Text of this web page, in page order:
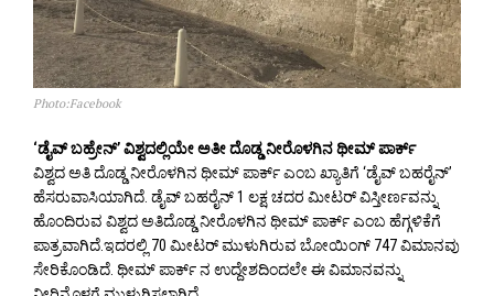
Photo:Facebook
‘ಡೈವ್ ಬಹ್ರೇನ್’ ವಿಶ್ವದಲ್ಲಿಯೇ ಅತೀ ದೊಡ್ಡ ನೀರೊಳಗಿನ ಥೀಮ್ ಪಾರ್ಕ್
ವಿಶ್ವದ ಅತಿ ದೊಡ್ಡ ನೀರೊಳಗಿನ ಥೀಮ್ ಪಾರ್ಕ್ ಎಂಬ ಖ್ಯಾತಿಗೆ ‘ಡೈವ್ ಬಹರೈನ್’
ಹೆಸರುವಾಸಿಯಾಗಿದೆ. ಡೈವ್ ಬಹರೈನ್ 1 ಲಕ್ಷ ಚದರ ಮೀಟರ್ ವಿಸ್ತೀರ್ಣವನ್ನು
ಹೊಂದಿರುವ ವಿಶ್ವದ ಅತಿದೊಡ್ಡ ನೀರೊಳಗಿನ ಥೀಮ್ ಪಾರ್ಕ್ ಎಂಬ ಹೆಗ್ಗಳಿಕೆಗೆ
ಪಾತ್ರವಾಗಿದೆ.ಇದರಲ್ಲಿ 70 ಮೀಟರ್ ಮುಳುಗಿರುವ ಬೋಯಿಂಗ್ 747 ವಿಮಾನವು
ಸೇರಿಕೊಂಡಿದೆ. ಥೀಮ್ ಪಾರ್ಕ್ ನ ಉದ್ದೇಶದಿಂದಲೇ ಈ ವಿಮಾನವನ್ನು